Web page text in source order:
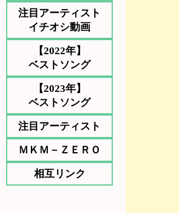
注目アーティスト
イチオシ動画
【2022年】
ベストソング
【2023年】
ベストソング
注目アーティスト
ＭＫＭ－ＺＥＲＯ
相互リンク